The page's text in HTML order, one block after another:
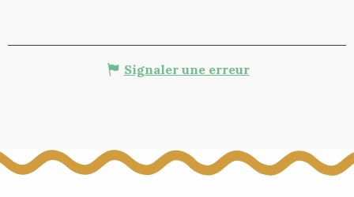
Signaler une erreur